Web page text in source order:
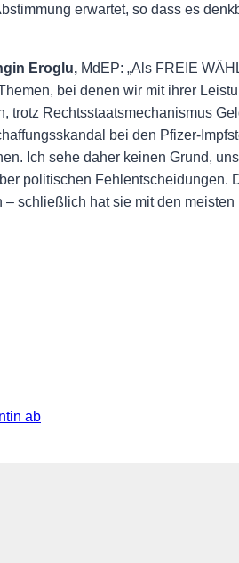
erwartet, so dass es
Eroglu, MdEP: „Als FREIE
bei denen wir mit ihrer
Rechtsstaatsmechanismus
bei den Pfizer-
Ich sehe daher keinen Grund,
politischen Fehlentscheidungen.
schließlich hat sie mit den
ab